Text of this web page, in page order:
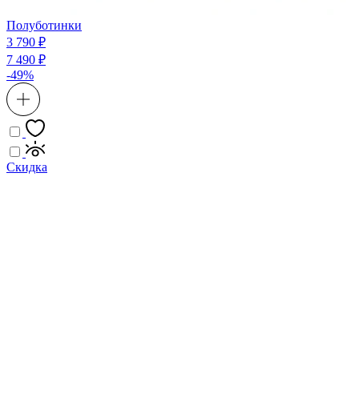
Полуботинки
3 790 ₽
7 490 ₽
-49%
Скидка